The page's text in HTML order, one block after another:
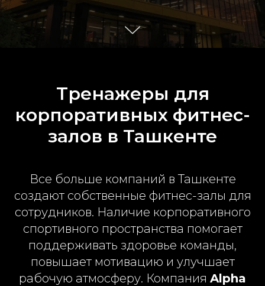
Тренажеры для
корпоративных фитнес-
залов в Ташкенте
Все больше компаний в Ташкенте
создают собственные фитнес-залы для
сотрудников. Наличие корпоративного
спортивного пространства помогает
поддерживать здоровье команды,
повышает мотивацию и улучшает
рабочую атмосферу. Компания Alpha